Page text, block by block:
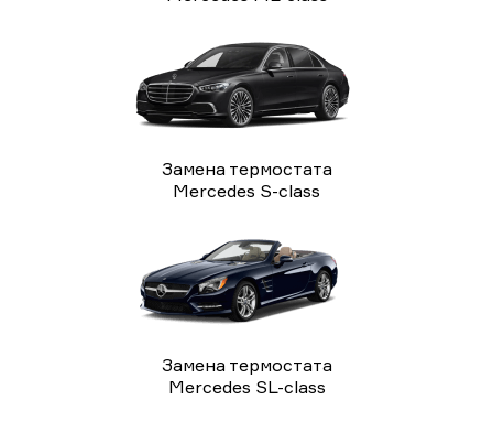
Замена термостата
Mercedes S-class
Замена термостата
Mercedes SL-class